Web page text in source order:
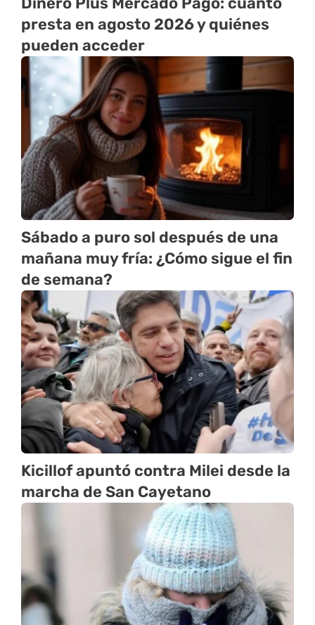
presta en agosto 2026 y quiénes
pueden acceder
Sábado a puro sol después de una
mañana muy fría: ¿Cómo sigue el fin
de semana?
Kicillof apuntó contra Milei desde la
marcha de San Cayetano